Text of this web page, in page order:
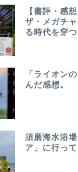
【書評・感
ザ・メガチ
る時代を穿
「ライオン
んだ感想。
須磨海水浴
ア」に行っ